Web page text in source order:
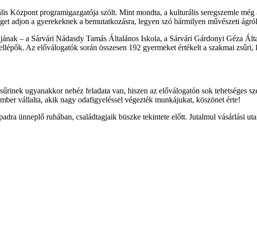
Központ programigazgatója szólt. Mint mondta, a kulturális seregszemle
adjon a gyerekeknek a bemutatkozásra, legyen szó bármilyen művészeti
– a Sárvári Nádasdy Tamás Általános Iskola, a Sárvári Gárdonyi Géza
Az előválogatók során összesen 192 gyermeket értékelt a szakmai
ugyanakkor nehéz feladata van, hiszen az előválogatón sok tehetséges
vállalta, akik nagy odafigyeléssel végezték munkájukat, köszönet érte!
ünneplő ruhában, családtagjaik büszke tekintete előtt. Jutalmul vásárlási